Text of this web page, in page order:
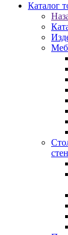
Каталог